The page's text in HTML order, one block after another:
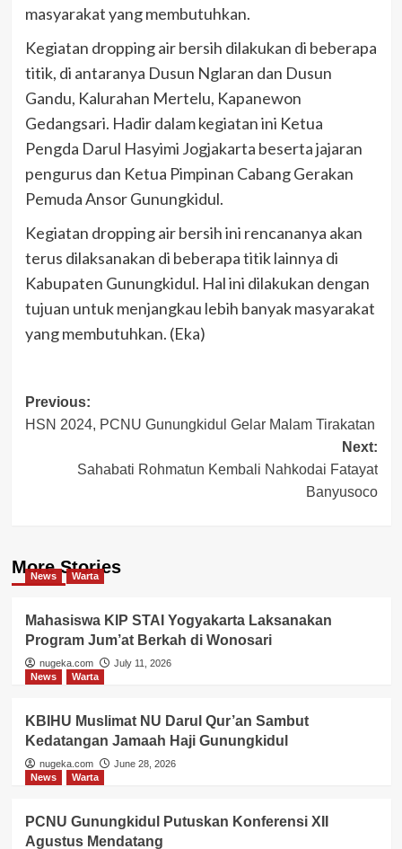
masyarakat yang membutuhkan.
Kegiatan dropping air bersih dilakukan di beberapa
titik, di antaranya Dusun Nglaran dan Dusun
Gandu, Kalurahan Mertelu, Kapanewon
Gedangsari. Hadir dalam kegiatan ini Ketua
Pengda Darul Hasyimi Jogjakarta beserta jajaran
pengurus dan Ketua Pimpinan Cabang Gerakan
Pemuda Ansor Gunungkidul.
Kegiatan dropping air bersih ini rencananya akan
terus dilaksanakan di beberapa titik lainnya di
Kabupaten Gunungkidul. Hal ini dilakukan dengan
tujuan untuk menjangkau lebih banyak masyarakat
yang membutuhkan. (Eka)
Post
navigation
Previous:
HSN 2024, PCNU Gunungkidul Gelar Malam Tirakatan
Next:
Sahabati Rohmatun Kembali Nahkodai Fatayat
Banyusoco
More Stories
News Warta
Mahasiswa KIP STAI Yogyakarta Laksanakan
Program Jum’at Berkah di Wonosari
nugeka.com
July 11, 2026
News
Warta
KBIHU Muslimat NU Darul Qur’an Sambut
Kedatangan Jamaah Haji Gunungkidul
nugeka.com
June 28, 2026
News
Warta
PCNU Gunungkidul Putuskan Konferensi XII
Agustus Mendatang